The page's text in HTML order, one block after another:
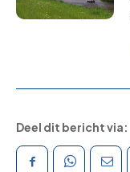
Deel dit bericht via: